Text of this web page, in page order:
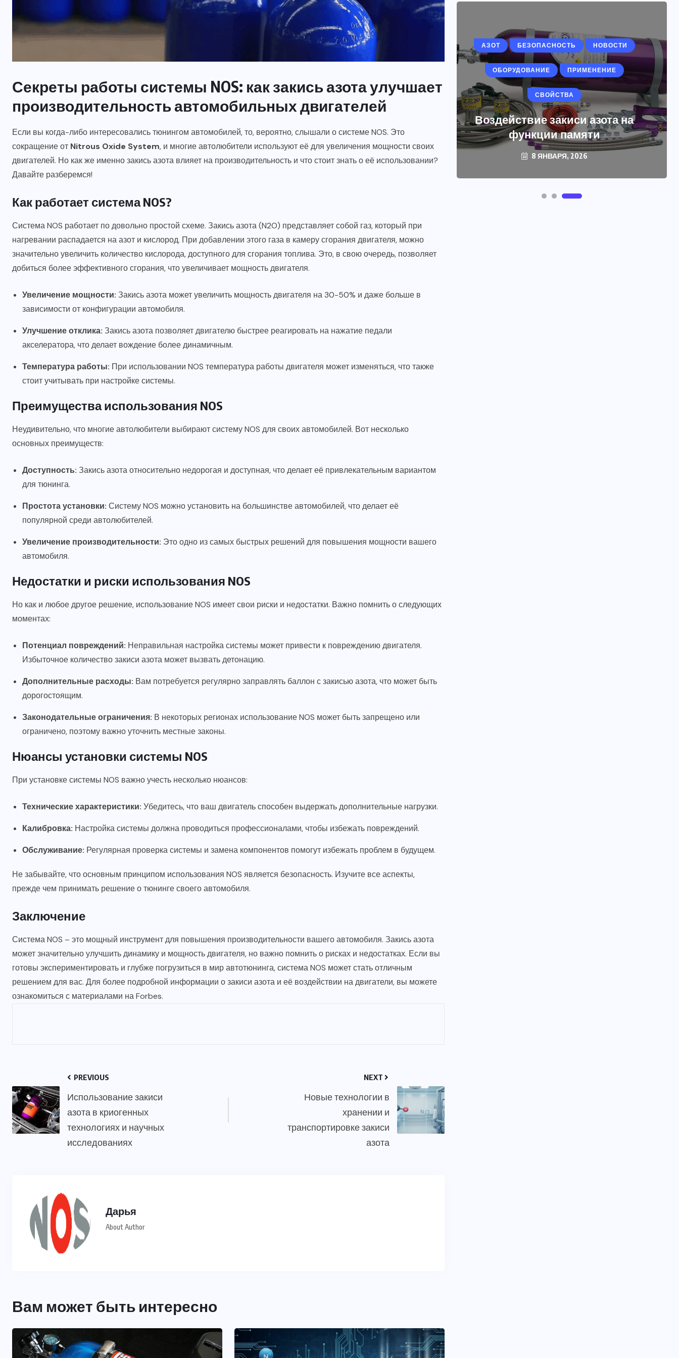
Секреты работы системы NOS: как закись азота улучшает
производительность автомобильных двигателей
Если вы когда-либо интересовались тюнингом автомобилей, то, вероятно, слышали о системе NOS. Это
сокращение от Nitrous Oxide System, и многие автолюбители используют её для увеличения мощности своих
двигателей. Но как же именно закись азота влияет на производительность и что стоит знать о её использовании?
Давайте разберемся!
Как работает система NOS?
Система NOS работает по довольно простой схеме. Закись азота (N2O) представляет собой газ, который при
нагревании распадается на азот и кислород. При добавлении этого газа в камеру сгорания двигателя, можно
значительно увеличить количество кислорода, доступного для сгорания топлива. Это, в свою очередь, позволяет
добиться более эффективного сгорания, что увеличивает мощность двигателя.
Увеличение мощности: Закись азота может увеличить мощность двигателя на 30-50% и даже больше в
зависимости от конфигурации автомобиля.
Улучшение отклика: Закись азота позволяет двигателю быстрее реагировать на нажатие педали
акселератора, что делает вождение более динамичным.
Температура работы: При использовании NOS температура работы двигателя может изменяться, что также
стоит учитывать при настройке системы.
Преимущества использования NOS
Неудивительно, что многие автолюбители выбирают систему NOS для своих автомобилей. Вот несколько
основных преимуществ:
Доступность: Закись азота относительно недорогая и доступная, что делает её привлекательным вариантом
для тюнинга.
Простота установки: Систему NOS можно установить на большинстве автомобилей, что делает её
популярной среди автолюбителей.
Увеличение производительности: Это одно из самых быстрых решений для повышения мощности вашего
автомобиля.
Недостатки и риски использования NOS
Но как и любое другое решение, использование NOS имеет свои риски и недостатки. Важно помнить о следующих
моментах:
Потенциал повреждений: Неправильная настройка системы может привести к повреждению двигателя.
Избыточное количество закиси азота может вызвать детонацию.
Дополнительные расходы: Вам потребуется регулярно заправлять баллон с закисью азота, что может быть
дорогостоящим.
Законодательные ограничения: В некоторых регионах использование NOS может быть запрещено или
ограничено, поэтому важно уточнить местные законы.
Нюансы установки системы NOS
При установке системы NOS важно учесть несколько нюансов:
Технические характеристики: Убедитесь, что ваш двигатель способен выдержать дополнительные нагрузки.
Калибровка: Настройка системы должна проводиться профессионалами, чтобы избежать повреждений.
Обслуживание: Регулярная проверка системы и замена компонентов помогут избежать проблем в будущем.
Не забывайте, что основным принципом использования NOS является безопасность. Изучите все аспекты,
прежде чем принимать решение о тюнинге своего автомобиля.
Заключение
Система NOS – это мощный инструмент для повышения производительности вашего автомобиля. Закись азота
может значительно улучшить динамику и мощность двигателя, но важно помнить о рисках и недостатках. Если вы
готовы экспериментировать и глубже погрузиться в мир автотюнинга, система NOS может стать отличным
решением для вас. Для более подробной информации о закиси азота и её воздействии на двигатели, вы можете
ознакомиться с материалами наForbes.
PREVIOUS
Использование закиси
азота в криогенных
технологиях и научных
исследованиях
NEXT
Новые технологии в
хранении и
транспортировке закиси
азота
Дарья
About Author
Вам может быть интересно
СВОЙСТВА
Как действовать при
отравлении закисью азота?
АЗОТ БЕЗОПАСНОСТЬ
ПРИМЕНЕНИЕ
Закись азота и внезапная
смерть: развенчиваем мифы
и рассматриваем факты
8 ЯНВАРЯ, 2026
АЗОТ БЕЗОПАСНОСТЬ НОВОСТИ
ОБОРУДОВАНИЕ ПРИМЕНЕНИЕ
СВОЙСТВА
Воздействие закиси азота на
функции памяти
8 ЯНВАРЯ, 2026